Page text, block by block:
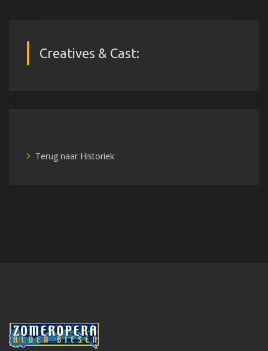
Creatives & Cast:
Terug naar Historiek